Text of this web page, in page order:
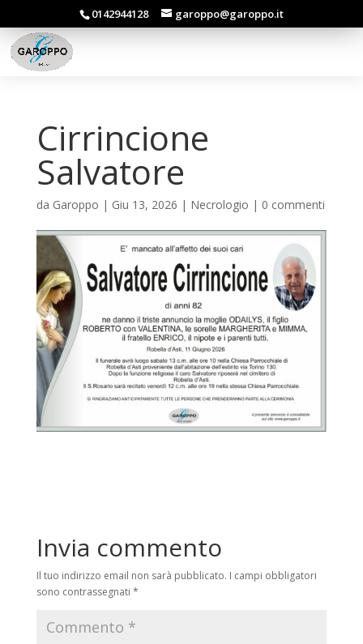
0142944128 garoppo@garoppo.it
Cirrincione
Salvatore
da Garoppo | Giu 13, 2026 | Necrologio | 0 commenti
Invia commento
Il tuo indirizzo email non sarà pubblicato. I campi obbligatori
sono contrassegnati *